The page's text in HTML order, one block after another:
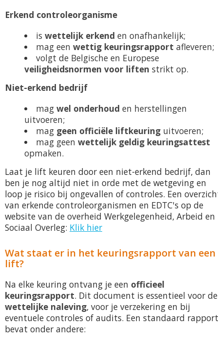
Erkend controleorganisme
iswettelijk erkend en onafhankelijk;
mag eenwettig keuringsrapport afleveren;
volgt de Belgische en Europese
veiligheidsnormen voor liften strikt op.
Niet-erkend bedrijf
magwel onderhoud en herstellingen
uitvoeren;
mag geen officiële liftkeuring uitvoeren;
mag geenwettelijk geldig keuringsattest
opmaken.
Laat je lift keuren door een niet-erkend bedrijf, dan
ben je nog altijd niet in orde met de wetgeving en
loop je risico bij ongevallen of controles. Een
van erkende controleorganismen en EDTC's op de
website van de overheid Werkgelegenheid, Arbeid en
Sociaal Overleg: Klik hier
Wat staat er in het keuringsrapport van een
lift?
Na elke keuring ontvang je een officieel
keuringsrapport. Dit document is essentieel voor de
wettelijke naleving, voor je verzekering en bij
eventuele controles of audits. Een standaard rapport
bevat onder andere: